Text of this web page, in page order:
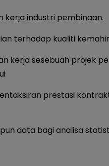
kerja industri pembinaan.
terhadap kualiti
kerja sesebuah projek
prestasi
data bagi analisa